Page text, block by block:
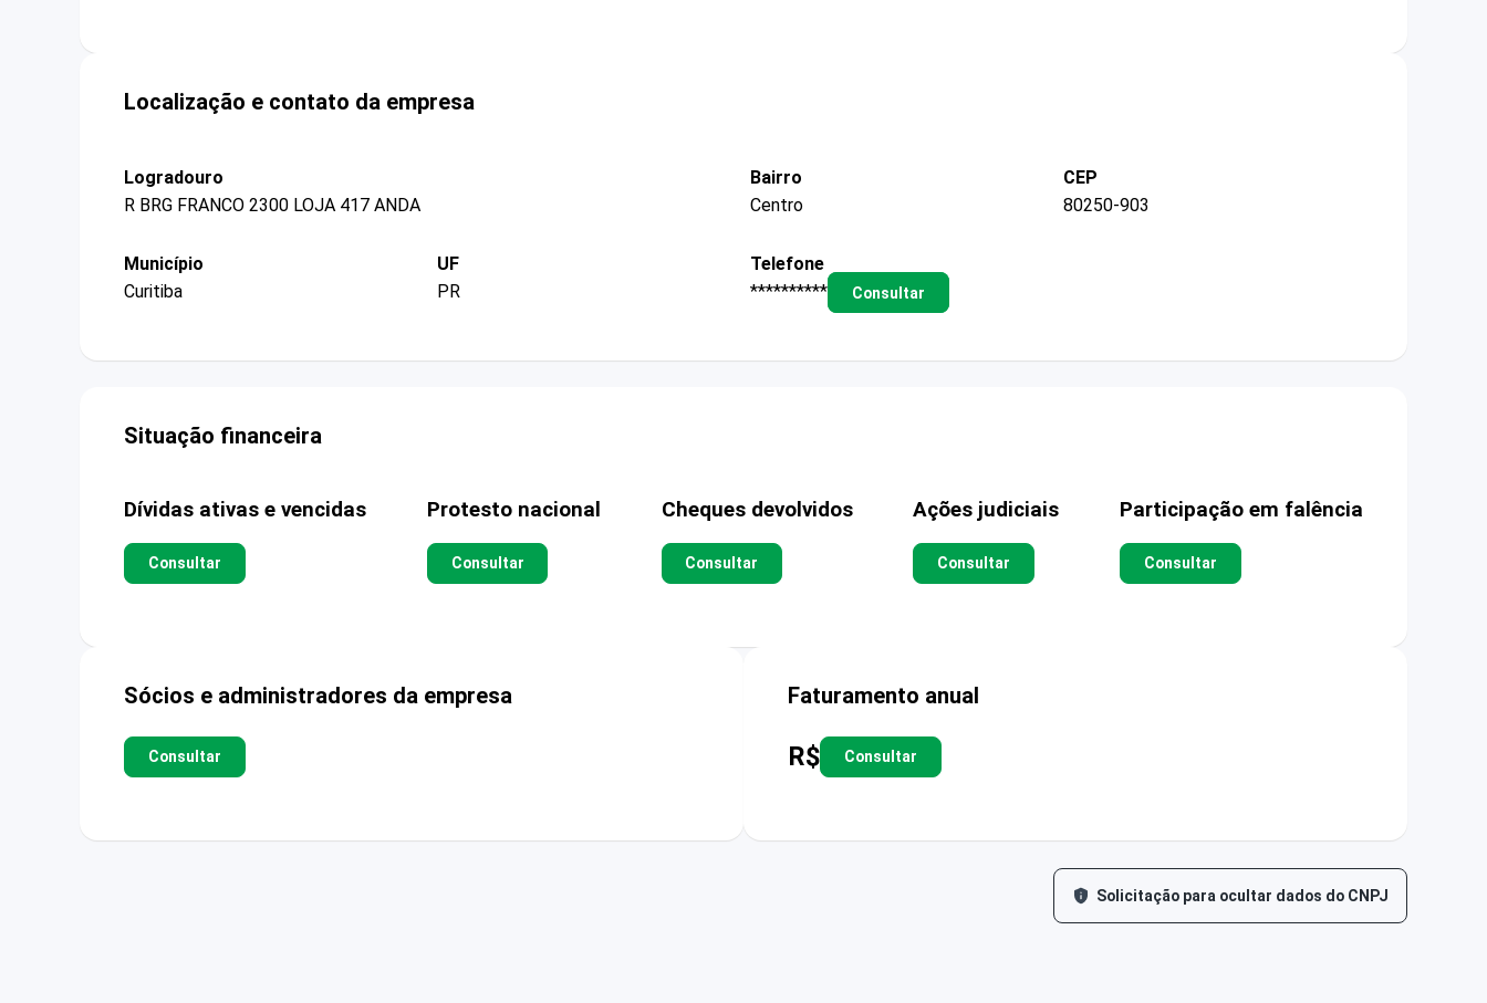
Localização e contato da empresa
Logradouro
R BRG FRANCO 2300 LOJA 417 ANDA
Bairro
Centro
CEP
80250-903
Município
Curitiba
UF
PR
Telefone
**********
Consultar
Situação financeira
Dívidas ativas e vencidas
Consultar
Protesto nacional
Consultar
Cheques devolvidos
Consultar
Ações judiciais
Consultar
Participação em falência
Consultar
Sócios e administradores da empresa
Consultar
Faturamento anual
R$ Consultar
Solicitação para ocultar dados do CNPJ